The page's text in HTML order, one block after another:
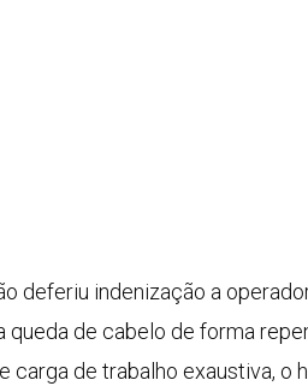
deferiu indenização a
de cabelo de forma
carga de trabalho exaustiva,